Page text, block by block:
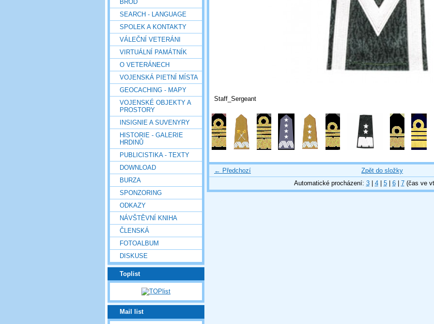
BROD
SEARCH - LANGUAGE
SPOLEK A KONTAKTY
VÁLEČNÍ VETERÁNI
VIRTUÁLNÍ PAMÁTNÍK
O VETERÁNECH
VOJENSKÁ PIETNÍ MÍSTA
GEOCACHING - MAPY
VOJENSKÉ OBJEKTY A
PROSTORY
INSIGNIE A SUVENYRY
HISTORIE - GALERIE
HRDINŮ
PUBLICISTIKA - TEXTY
DOWNLOAD
BURZA
SPONZORING
ODKAZY
NÁVŠTĚVNÍ KNIHA
ČLENSKÁ
FOTOALBUM
DISKUSE
Toplist
Mail list
Staff_Sergeant
← Předchozí
Zpět do složky
Automatické procházení: 3| 4| 5| 6| 7(čas ve